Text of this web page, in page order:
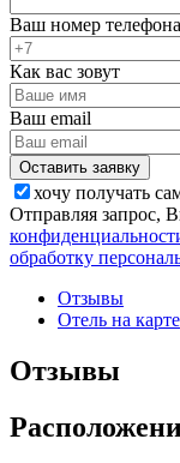
Ваш номер телефона
Как вас зовут
Ваш email
хочу получать
Отправляя запрос,
обработку
Отзывы
Отель на карте
Отзывы